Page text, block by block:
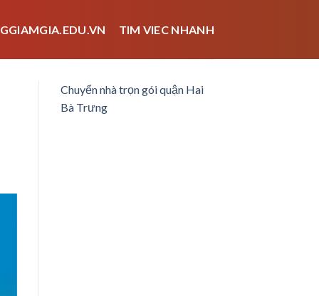
TIM VIEC NHANH
Chuyển nhà trọn gói quận Hai
Bà Trưng